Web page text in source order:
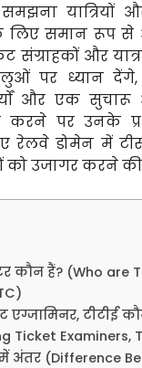
यात्रियों
के लिए समान रूप
और
पर ध्यान
और एक सुचारू
करने पर उनके
रेलवे डोमेन में
को उजागर करने की
कौन हैं? (Who are
एग्जामिनर, टीटीई
Ticket Examiners,
अंतर (Difference